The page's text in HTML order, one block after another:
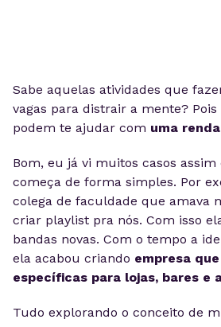
Sabe aquelas atividades que
vagas para distrair a mente? Pois
podem te ajudar com uma
Bom, eu já vi muitos casos
começa de forma simples. Por
colega de faculdade que amava
criar playlist pra nós. Com isso
bandas novas. Com o tempo a
ela acabou criando empresa
específicas para lojas, bares e
Tudo explorando o conceito de